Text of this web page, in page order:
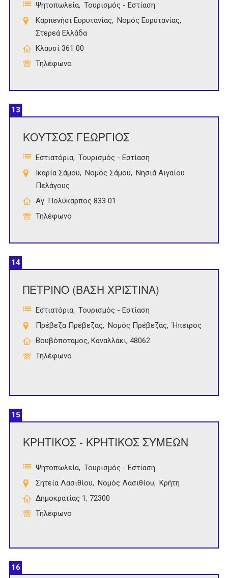
Ψητοπωλεία Τουρισμός - Εστίαση
Καρπενήσι Ευρυτανίας
Νομός Ευρυτανίας
Στερεά Ελλάδα
Κλαυσί 361 00
Τηλέφωνο
13
ΚΟΥΤΣΟΣ ΓΕΩΡΓΙΟΣ
Εστιατόρια Τουρισμός - Εστίαση
Ικαρία Σάμου
Νομός Σάμου
Νησιά Αιγαίου
Πελάγους
Αγ. Πολύκαρπος 833 01
Τηλέφωνο
14
ΠΕΤΡΙΝΟ (ΒΑΣΗ ΧΡΙΣΤΙΝΑ)
Εστιατόρια Τουρισμός - Εστίαση
Πρέβεζα Πρέβεζας
Νομός Πρέβεζας
Ήπειρος
Βουβόποταμος, Καναλλάκι, 48062
Τηλέφωνο
15
ΚΡΗΤΙΚΟΣ - ΚΡΗΤΙΚΟΣ ΣΥΜΕΩΝ
Ψητοπωλεία Τουρισμός - Εστίαση
Σητεία Λασιθίου
Νομός Λασιθίου
Κρήτη
Δημοκρατίας 1, 72300
Τηλέφωνο
16